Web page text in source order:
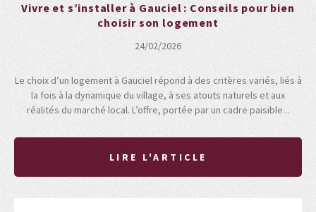
Vivre et s’installer à Gauciel : Conseils pour bien
choisir son logement
24/02/2026
Le choix d’un logement à Gauciel répond à des critères variés, liés à
la fois à la dynamique du village, à ses atouts naturels et aux
réalités du marché local. L’offre, portée par un cadre paisible...
LIRE L'ARTICLE